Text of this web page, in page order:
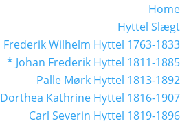
Home
Hyttel Slægt
Frederik Wilhelm Hyttel 1763-1833
* Johan Frederik Hyttel 1811-1885
Palle Mørk Hyttel 1813-1892
Dorthea Kathrine Hyttel 1816-1907
Carl Severin Hyttel 1819-1896